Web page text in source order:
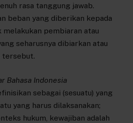
rasa tanggung jawab.
beban yang diberikan kepada
pembiaran atau
seharusnya dibiarkan atau
tersebut.
Bahasa Indonesia
sebagai (sesuatu) yang
yang harus dilaksanakan;
hukum, kewajiban adalah